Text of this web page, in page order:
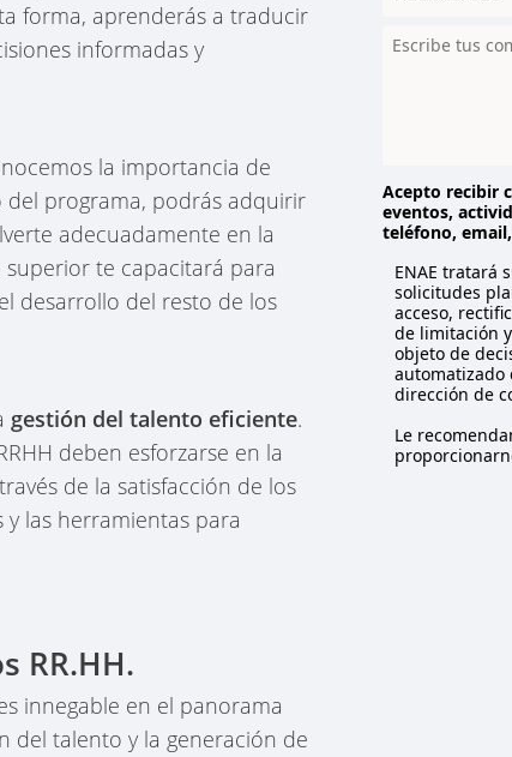
forma, aprenderás a traducir
informadas y
la importancia de
del programa, podrás adquirir
adecuadamente en la
superior te capacitará para
desarrollo del resto de los
gestión del talento eficiente.
deben esforzarse en la
de la satisfacción de los
las herramientas para
RR.HH.
innegable en el panorama
del talento y la generación de
y
t
e
d
Acepto recibir
eventos,
teléfono,
ENAE tratará
solicitudes
acceso,
de limitación
objeto de
automatizado
dirección de
Le